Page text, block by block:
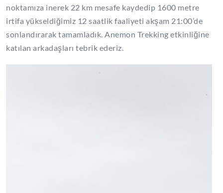
noktamıza inerek 22 km mesafe kaydedip 1600 metre
irtifa yükseldiğimiz 12 saatlik faaliyeti akşam 21:00’de
sonlandırarak tamamladık. Anemon Trekking etkinliğine
katılan arkadaşları tebrik ederiz.